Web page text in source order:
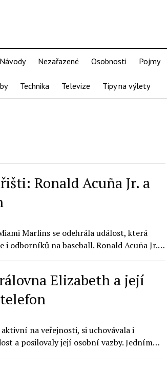
Návody Nezařazené Osobnosti Pojmy
Technika Televize Tipy na výlety
Ronald Acuña Jr. a
Marlins se odehrála událost, která
i odborníků na baseball. Ronald Acuña Jr.…
Elizabeth a její
na veřejnosti, si uchovávala i
a posilovaly její osobní vazby. Jedním…